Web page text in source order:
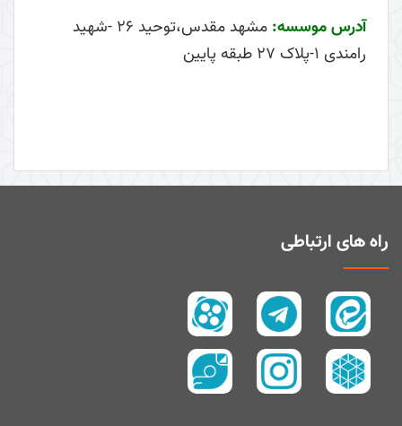
آدرس موسسه:
مشهد مقدس،توحید ۲۶ -شهید
رامندی ۱-پلاک ۲۷ طبقه پایین
راه های ارتباطی